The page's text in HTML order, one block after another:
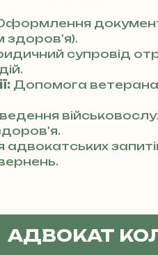
здоров'я).
супровід
Допомога
адвокатських
АДВОКАТ